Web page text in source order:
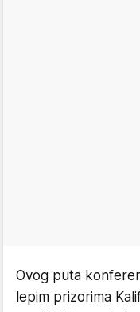
Ovog puta
lepim prizorima